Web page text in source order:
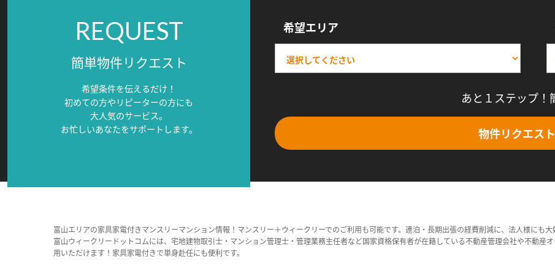
REQUEST
簡単物件リクエスト
希望条件を伝えるだけ！
初めての方やリピーターの方にも
大人気のサービス。
お忙しいあなたをサポートします。
希望エリア
あと１ステップ！
物件リクエス
富山エリアの家具家電付きマンスリーマンション情報！マンスリー＋ウィークリーでのご利用も可能です。連泊・長期出張の経費削減に、法人様にも大
富山ウィークリードットコムには、宅地建物取引士・マンション管理士・管理業務主任者など国家資格保有者が在籍している不動産管理会社や不動産
用いただけます！家具家電付きで単身赴任にも便利です。